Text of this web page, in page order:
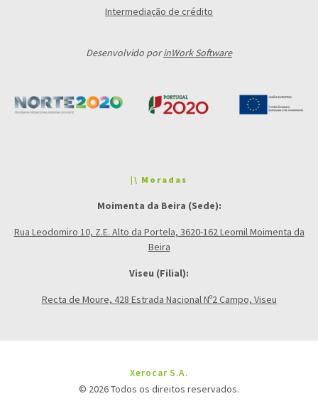
Intermediação de crédito
Desenvolvido porinWork Software
|\ Moradas
Moimenta da Beira (Sede):
Rua Leodomiro 10, Z.E. Alto da Portela, 3620-162 Leomil Moimenta da
Beira
Viseu (Filial):
Recta de Moure, 428 Estrada Nacional Nº2 Campo, Viseu
Xerocar S.A.
© 2026 Todos os direitos reservados.